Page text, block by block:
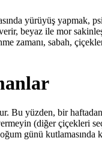
yürüyüş yapmak,
beyaz ile mor
zamanı, sabah,
Bu yüzden, bir haftadan
(diğer çiçekleri
günü kutlamasında